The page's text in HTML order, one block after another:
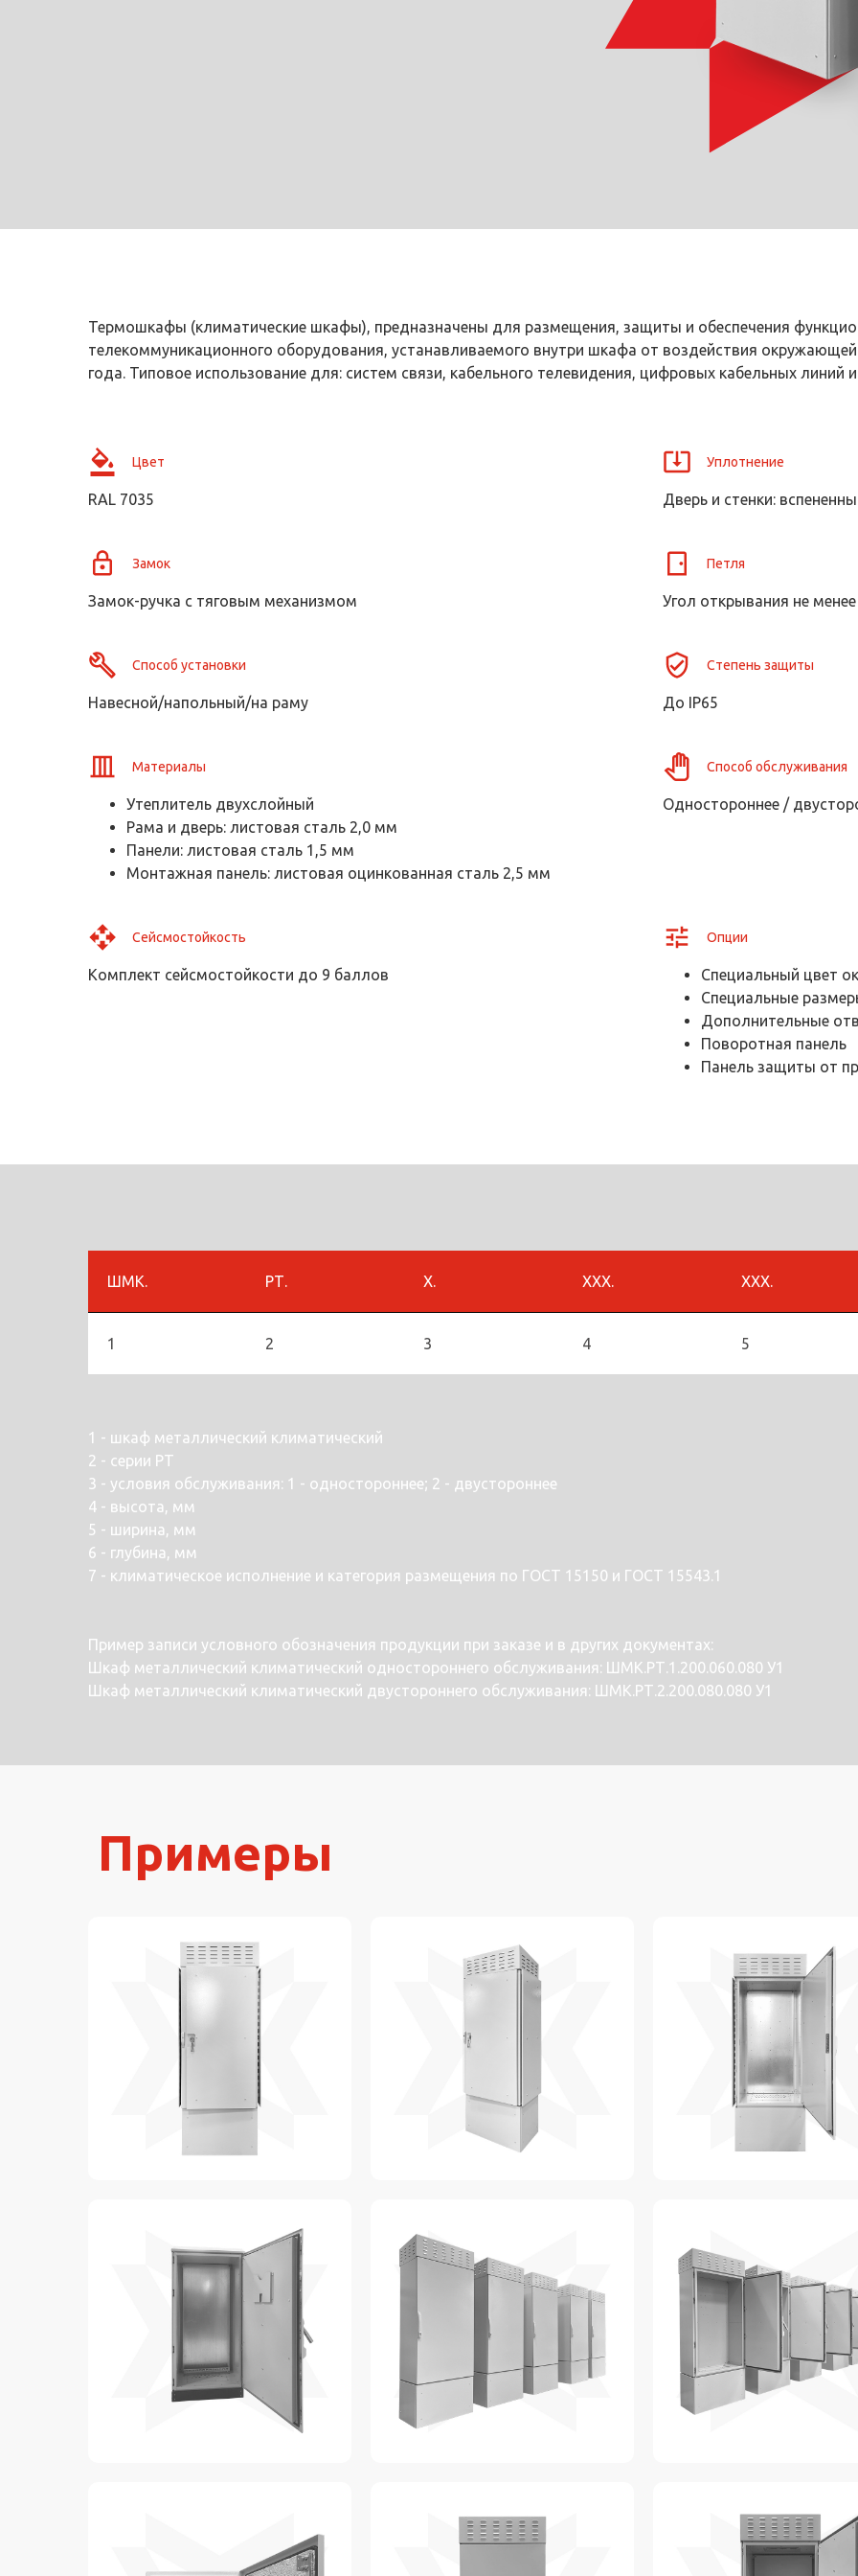
Термошкафы (климатические шкафы), предназначены для размещения, защиты и обеспечения
телекоммуникационного оборудования, устанавливаемого внутри шкафа от воздействия
года. Типовое использование для: систем связи, кабельного телевидения, цифровых кабельных линий
Цвет
RAL 7035
Уплотнение
Дверь и стенки:
Замок
Замок-ручка с тяговым механизмом
Петля
Угол открывания не
Способ установки
Навесной/напольный/на раму
Степень защиты
До IP65
Материалы
Утеплитель двухслойный
Рама и дверь: листовая сталь 2,0 мм
Панели: листовая сталь 1,5 мм
Монтажная панель: листовая оцинкованная сталь 2,5 мм
Способ обслуживания
Одностороннее /
Сейсмостойкость
Комплект сейсмостойкости до 9 баллов
Опции
Специальный цвет
Специальные
Дополнительные
Поворотная панель
Панель защиты от
ШМК. РТ. Х. ХХХ. ХХХ.
1 2 3 4 5
1 - шкаф металлический климатический
2 - серии РТ
3 - условия обслуживания: 1 - одностороннее; 2 - двустороннее
4 - высота, мм
5 - ширина, мм
6 - глубина, мм
7 - климатическое исполнение и категория размещения по ГОСТ 15150 и ГОСТ 15543.1
Пример записи условного обозначения продукции при заказе и в других документах:
Шкаф металлический климатический одностороннего обслуживания: ШМК.РТ.1.200.060.080 У1
Шкаф металлический климатический двустороннего обслуживания: ШМК.РТ.2.200.080.080 У1
Примеры